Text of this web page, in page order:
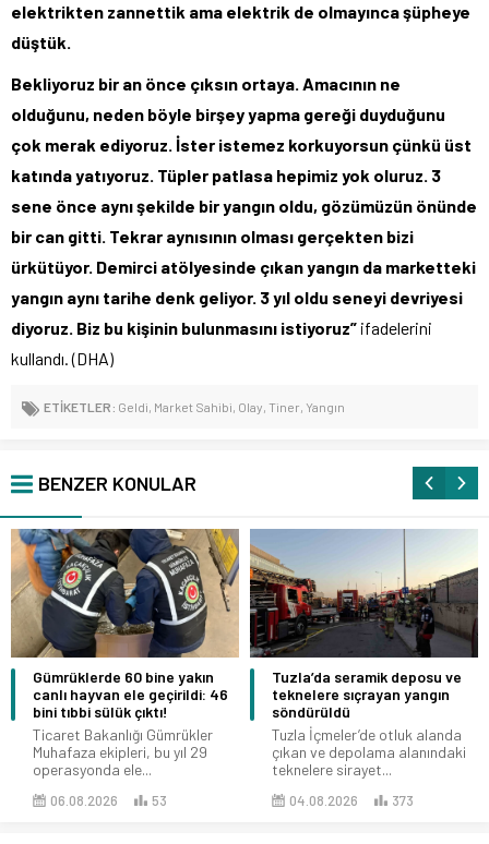
elektrikten zannettik ama elektrik de olmayınca şüpheye
düştük.
Bekliyoruz bir an önce çıksın ortaya. Amacının ne
olduğunu, neden böyle birşey yapma gereği duyduğunu
çok merak ediyoruz. İster istemez korkuyorsun çünkü üst
katında yatıyoruz. Tüpler patlasa hepimiz yok oluruz. 3
sene önce aynı şekilde bir yangın oldu, gözümüzün önünde
bir can gitti. Tekrar aynısının olması gerçekten bizi
ürkütüyor. Demirci atölyesinde çıkan yangın da marketteki
yangın aynı tarihe denk geliyor. 3 yıl oldu seneyi devriyesi
diyoruz. Biz bu kişinin bulunmasını istiyoruz” ifadelerini
kullandı. (DHA)
ETİKETLER: Geldi, Market Sahibi, Olay, Tiner, Yangın
BENZER KONULAR
Gümrüklerde 60 bine yakın
canlı hayvan ele geçirildi: 46
bini tıbbi sülük çıktı!
Ticaret Bakanlığı Gümrükler
Muhafaza ekipleri, bu yıl 29
operasyonda ele...
06.08.2026 53
Tuzla’da seramik deposu ve
teknelere sıçrayan yangın
söndürüldü
Tuzla İçmeler’de otluk alanda
çıkan ve depolama alanındaki
teknelere sirayet...
04.08.2026 373